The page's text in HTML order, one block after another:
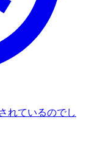
れているのでし